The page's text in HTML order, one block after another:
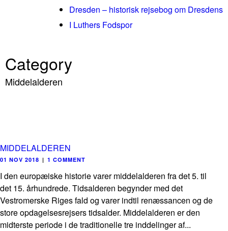
Dresden – historisk rejsebog om Dresdens
I Luthers Fodspor
Category
Middelalderen
MIDDELALDEREN
01 NOV 2018 | 1 COMMENT
I den europæiske historie varer middelalderen fra det 5. til
det 15. århundrede. Tidsalderen begynder med det
Vestromerske Riges fald og varer indtil renæssancen og de
store opdagelsesrejsers tidsalder. Middelalderen er den
midterste periode i de traditionelle tre inddelinger af...